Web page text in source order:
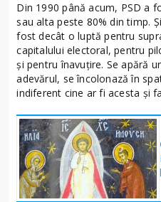
Din 1990 până acum, PSD a
sau alta peste 80% din timp.
fost decât o luptă pentru
capitalului electoral, pentru
și pentru înavuțire. Se apără
adevărul, se încolonază în
indiferent cine ar fi acesta și